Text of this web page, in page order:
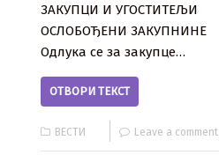
ЗАКУПЦИ И УГОСТИТЕЉИ
ОСЛОБОЂЕНИ ЗАКУПНИНЕ
Одлука се за закупце…
ОТВОРИ ТЕКСТ
ВЕСТИ Leave a comment